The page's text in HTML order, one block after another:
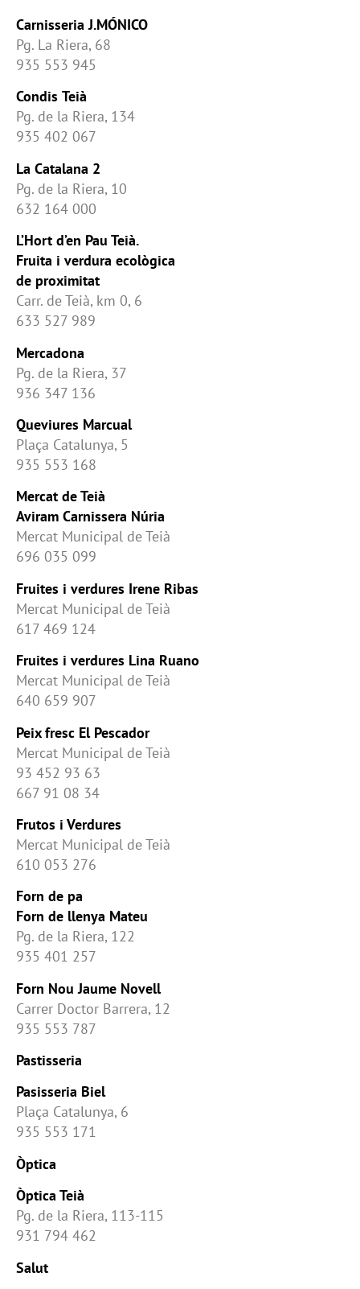
Carnisseria J.MÓNICO
Pg. La Riera, 68
935 553 945
Condis Teià
Pg. de la Riera, 134
935 402 067
La Catalana 2
Pg. de la Riera, 10
632 164 000
L’Hort d’en Pau Teià.
Fruita i verdura ecològica
de proximitat
Carr. de Teià, km 0, 6
633 527 989
Mercadona
Pg. de la Riera, 37
936 347 136
Queviures Marcual
Plaça Catalunya, 5
935 553 168
Mercat de Teià
Aviram Carnissera Núria
Mercat Municipal de Teià
696 035 099
Fruites i verdures Irene Ribas
Mercat Municipal de Teià
617 469 124
Fruites i verdures Lina Ruano
Mercat Municipal de Teià
640 659 907
Peix fresc El Pescador
Mercat Municipal de Teià
93 452 93 63
667 91 08 34
Frutos i Verdures
Mercat Municipal de Teià
610 053 276
Forn de pa
Forn de llenya Mateu
Pg. de la Riera, 122
935 401 257
Forn Nou Jaume Novell
Carrer Doctor Barrera, 12
935 553 787
Pastisseria
Pasisseria Biel
Plaça Catalunya, 6
935 553 171
Òptica
Òptica Teià
Pg. de la Riera, 113-115
931 794 462
Salut